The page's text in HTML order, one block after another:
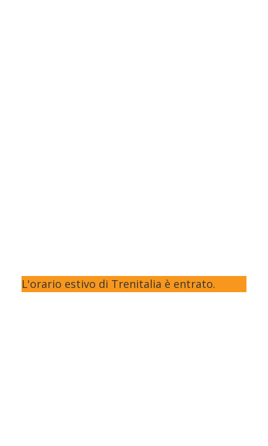
L'orario estivo di Trenitalia è entrato.